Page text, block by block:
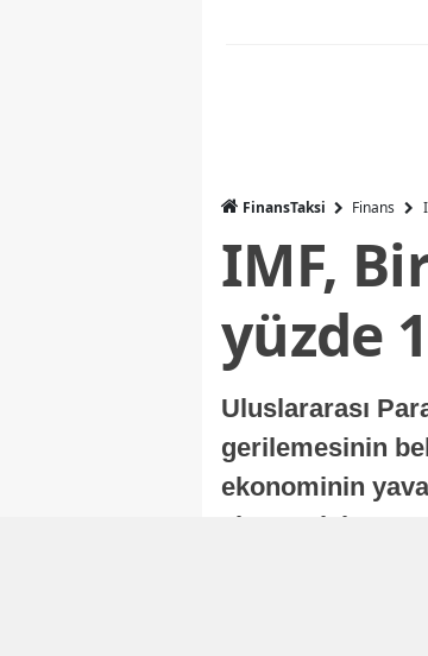
FinansTaksi Finans
IMF,
yüzde
Uluslararası
gerilemesinin
ekonominin
ekonomisi,